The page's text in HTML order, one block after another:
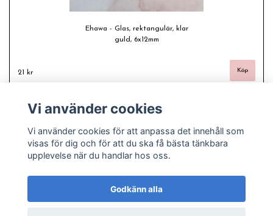
Ehawa - Glas, rektangulär, klar
guld, 6x12mm
21 kr
Vi använder cookies
Vi använder cookies för att anpassa det innehåll som
visas för dig och för att du ska få bästa tänkbara
upplevelse när du handlar hos oss.
Godkänn alla